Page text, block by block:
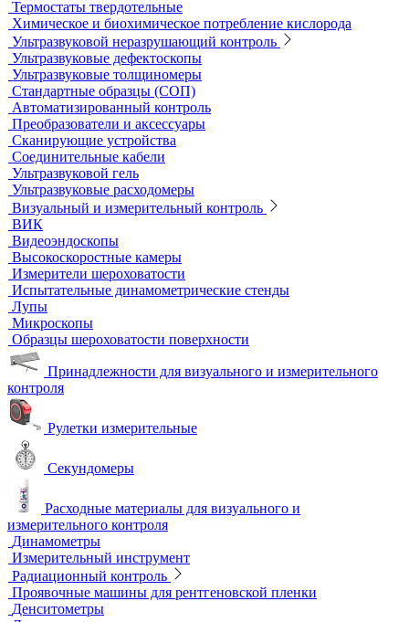
Муфельные печи
Шкафы сушильные
Электропечи низкотемпературные
Термостаты, бани и инкубаторы
Бани
Бани серологические
Водяные бани
Инкубаторы
Масляные бани
Песчаные бани
Сухие бани
Термостаты
Термостаты жидкостные
Термостаты твердотельные
Химическое и биохимическое потребление кислорода
Ультразвуковой неразрушающий контроль
Ультразвуковые дефектоскопы
Ультразвуковые толщиномеры
Стандартные образцы (СОП)
Автоматизированный контроль
Преобразователи и аксессуары
Сканирующие устройства
Соединительные кабели
Ультразвуковой гель
Ультразвуковые расходомеры
Визуальный и измерительный контроль
ВИК
Видеоэндоскопы
Высокоскоростные камеры
Измерители шероховатости
Испытательные динамометрические стенды
Лупы
Микроскопы
Образцы шероховатости поверхности
Принадлежности для визуального и измерительного
контроля